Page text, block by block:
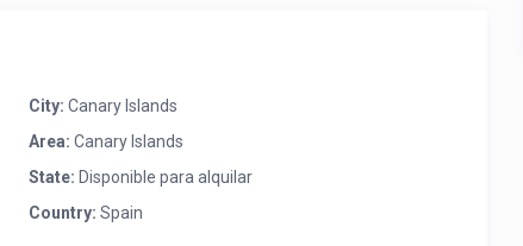
City: Canary Islands
Area: Canary Islands
State: Disponible para alquilar
Country: Spain